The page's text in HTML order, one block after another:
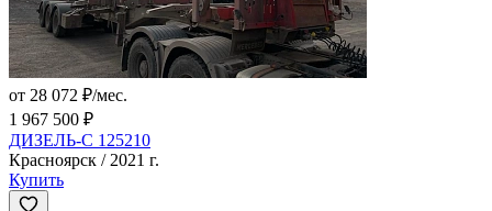
от 28 072 ₽/мес.
1 967 500 ₽
ДИЗЕЛЬ-С 125210
Красноярск / 2021 г.
Купить